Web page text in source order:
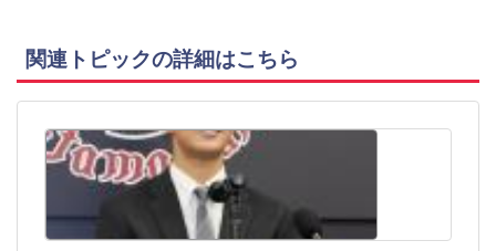
関連トピックの詳細はこちら